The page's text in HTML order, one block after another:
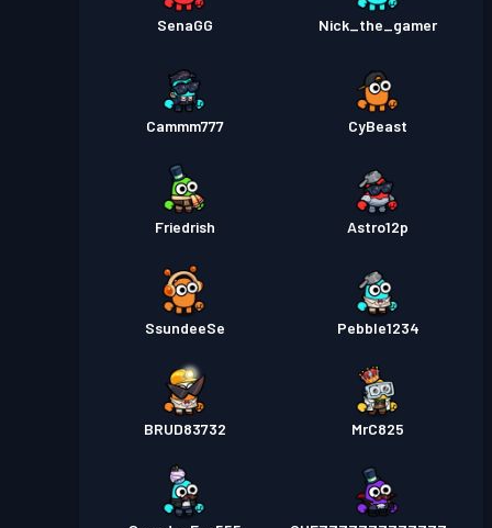
SenaGG Nick_the_gamer
Cammm777 CyBeast
Friedrish Astro12p
SsundeeSe Pebble1234
BRUD83732 MrC825